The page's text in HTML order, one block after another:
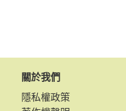
關於我們
隱私權政策